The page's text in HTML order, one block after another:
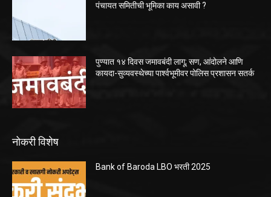
पंचायत समितीची भूमिका काय असावी ?
पुण्यात १४ दिवस जमावबंदी लागू; सण, आंदोलने आणि
कायदा-सुव्यवस्थेच्या पार्श्वभूमीवर पोलिस प्रशासन सतर्क
नोकरी विशेष
Bank of Baroda LBO भरती 2025